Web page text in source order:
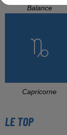
Balance
Capricorne
LE TOP